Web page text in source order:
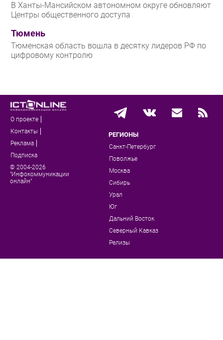
В Ханты-Мансийском автономном округе обновляют
Центры общественного доступа
Тюмень
Тюменская область вошла в десятку лидеров РФ по
цифровому контролю
О проекте
Контакты
Реклама
Подписка
© 2004-2026
"Инфокоммуникации
онлайн"
РЕГИОНЫ
Санкт-Петербург
Поволжье
Москва
Сибирь
Урал
Юг
Дальний Восток
Северный Кавказ
Релизы